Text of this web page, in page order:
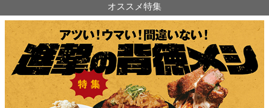
オススメ特集